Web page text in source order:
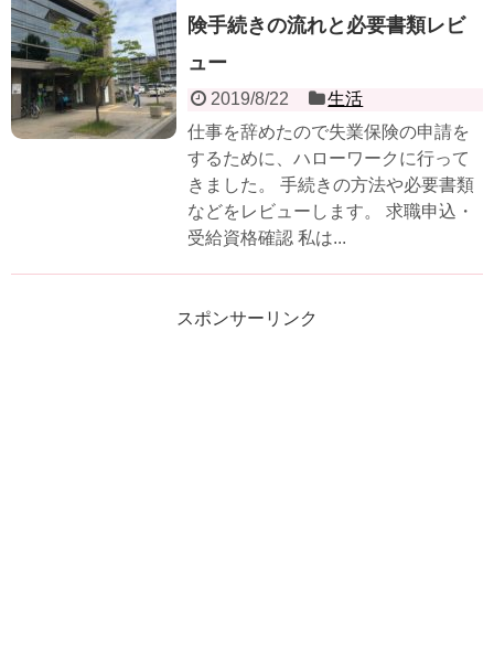
険手続きの流れと必要書類レビ
ュー
2019/8/22
生活
仕事を辞めたので失業保険の申請を
するために、ハローワークに行って
きました。 手続きの方法や必要書類
などをレビューします。 求職申込・
受給資格確認 私は...
スポンサーリンク